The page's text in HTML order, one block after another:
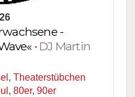
-
• DJ Martin
, Theaterstübchen
, 80er, 90er